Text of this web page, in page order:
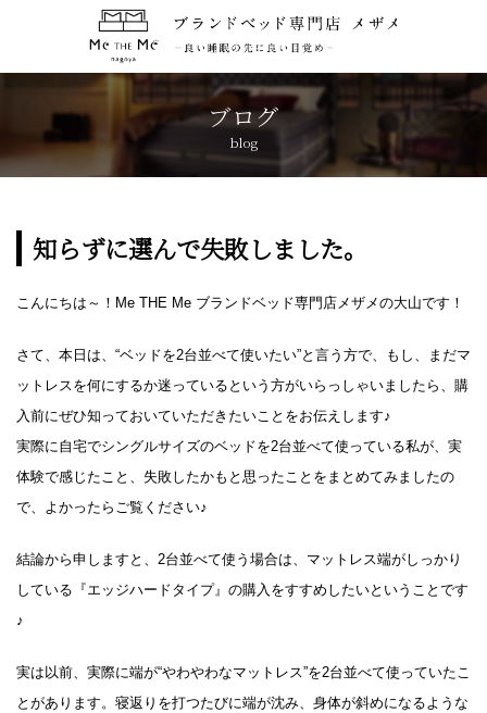
ブログ
blog
知らずに選んで失敗しました。
こんにちは～！Me THE Me ブランドベッド専門店メザメの大山です！
さて、本日は、“ベッドを2台並べて使いたい”と言う方で、もし、まだマ
ットレスを何にするか迷っているという方がいらっしゃいましたら、購
入前にぜひ知っておいていただきたいことをお伝えします♪
実際に自宅でシングルサイズのベッドを2台並べて使っている私が、実
体験で感じたこと、失敗したかもと思ったことをまとめてみましたの
で、よかったらご覧ください♪
結論から申しますと、2台並べて使う場合は、マットレス端がしっかり
している『エッジハードタイプ』の購入をすすめしたいということです
♪
実は以前、実際に端が“やわやわなマットレス”を2台並べて使っていたこ
とがあります。寝返りを打つたびに端が沈み、身体が斜めになるような
トップページ TOP
CONCEPT
アクセス ACCESS
キャンペーン CAMPAIGN
ブログ BLOG
おしらせ NEWS